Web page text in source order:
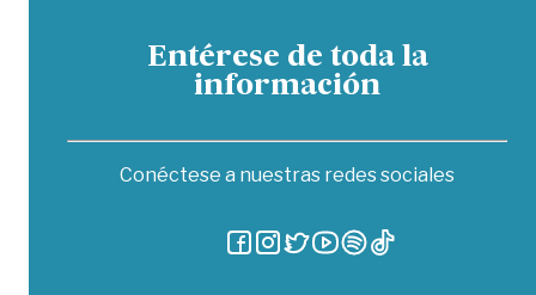
Entérese de toda la
información
Conéctese a nuestras redes sociales